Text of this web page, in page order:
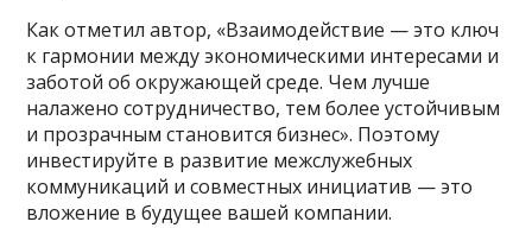
Как отметил автор, «Взаимодействие — это ключ
к гармонии между экономическими интересами и
заботой об окружающей среде. Чем лучше
налажено сотрудничество, тем более устойчивым
и прозрачным становится бизнес». Поэтому
инвестируйте в развитие межслужебных
коммуникаций и совместных инициатив — это
вложение в будущее вашей компании.